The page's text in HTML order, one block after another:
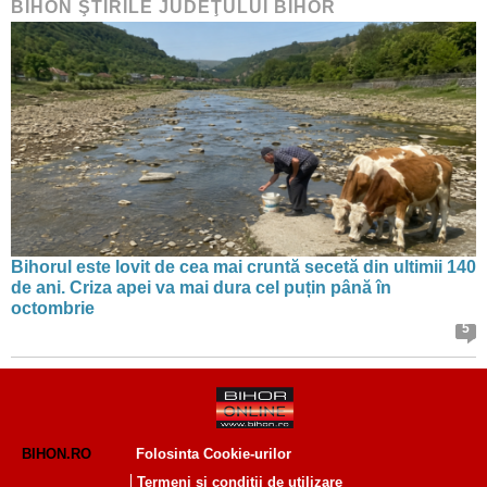
BIHON ŞTIRILE JUDEŢULUI BIHOR
Bihorul este lovit de cea mai cruntă secetă din ultimii 140
de ani. Criza apei va mai dura cel puțin până în
octombrie
5
BIHON.RO
Folosinta Cookie-urilor
Termeni si conditii de utilizare